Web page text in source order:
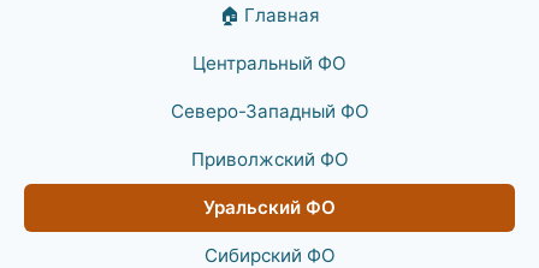
🏠 Главная
Центральный ФО
Северо-Западный ФО
Приволжский ФО
Уральский ФО
Сибирский ФО